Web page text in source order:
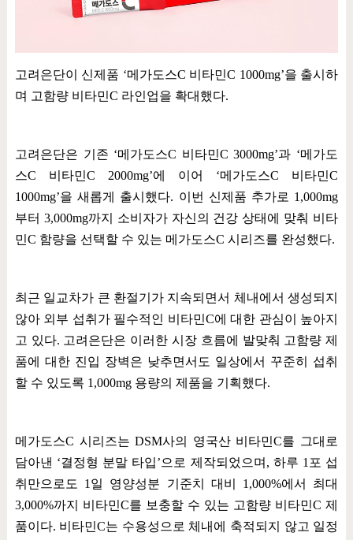
고려은단이 신제품 ‘메가도스C 비타민C 1000mg’을 출시하
며 고함량 비타민C 라인업을 확대했다.
고려은단은 기존 ‘메가도스C 비타민C 3000mg’과 ‘메가도
스C 비타민C 2000mg’에 이어 ‘메가도스C 비타민C
1000mg’을 새롭게 출시했다. 이번 신제품 추가로 1,000mg
부터 3,000mg까지 소비자가 자신의 건강 상태에 맞춰 비타
민C 함량을 선택할 수 있는 메가도스C 시리즈를 완성했다.
최근 일교차가 큰 환절기가 지속되면서 체내에서 생성되지
않아 외부 섭취가 필수적인 비타민C에 대한 관심이 높아지
고 있다. 고려은단은 이러한 시장 흐름에 발맞춰 고함량 제
품에 대한 진입 장벽은 낮추면서도 일상에서 꾸준히 섭취
할 수 있도록 1,000mg 용량의 제품을 기획했다.
메가도스C 시리즈는DSM사의 영국산 비타민C를 그대로
담아낸 ‘결정형 분말 타입’으로 제작되었으며 , 하루 1포 섭
취만으로도 1일 영양성분 기준치 대비 1,000%에서 최대
3,000%까지 비타민C를 보충할 수 있는 고함량 비타민C제
품이다. 비타민C는 수용성으로 체내에 축적되지 않고 일정